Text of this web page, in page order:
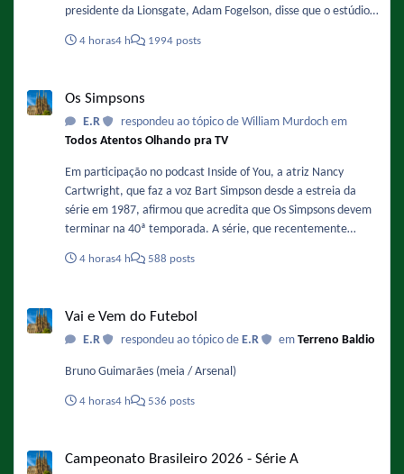
presidente da Lionsgate, Adam Fogelson, disse que o estúdio
início de 2027. Sobre a data ele comentou: "Acredito que o
https://www.omelete.com.br/filmes/michael-2-sequencia-da-
cinebiografia-de-michael-jackson-ganha-previsao-de-estreia-
nos-cinemas-confira
4 horas4 h 1994 posts
Os Simpsons
E.R
respondeu ao tópico de William Murdoch em
Todos Atentos Olhando pra TV
Em participação no podcast Inside of You, a atriz Nancy
Cartwright, que faz a voz Bart Simpson desde a estreia da
série em 1987, afirmou que acredita que Os Simpsons devem
terminar na 40ª temporada. A série, que recentemente
temporada, já tem renovação garantida até a temporada 40,
https://www.omelete.com.br/series-tv/os-simpsons-voz-de-
bart-serie-vai-acabar-na-40-temporada
4 horas4 h 588 posts
Vai e Vem do Futebol
E.R respondeu ao tópico de E.R emTerreno Baldio
Bruno Guimarães (meia / Arsenal)
4 horas4 h 536 posts
Campeonato Brasileiro 2026 - Série A